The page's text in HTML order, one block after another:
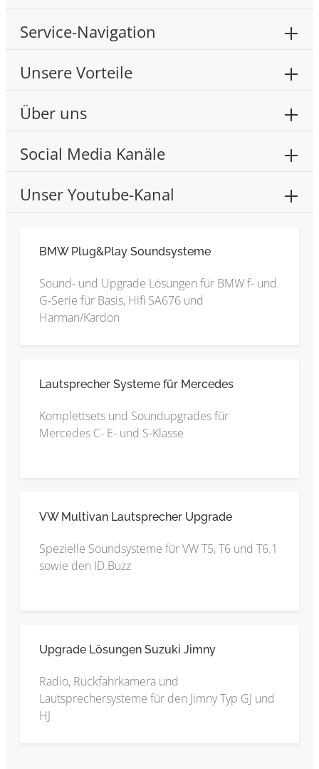
Service-Navigation
Unsere Vorteile
Über uns
Social Media Kanäle
Unser Youtube-Kanal
BMW Plug&Play Soundsysteme
Sound- und Upgrade Lösungen für BMW f- und
G-Serie für Basis, Hifi SA676 und
Harman/Kardon
Lautsprecher Systeme für Mercedes
Komplettsets und Soundupgrades für
Mercedes C- E- und S-Klasse
VW Multivan Lautsprecher Upgrade
Spezielle Soundsysteme für VW T5, T6 und T6.1
sowie den ID.Buzz
Upgrade Lösungen Suzuki Jimny
Radio, Rückfahrkamera und
Lautsprechersysteme für den Jimny Typ GJ und
HJ